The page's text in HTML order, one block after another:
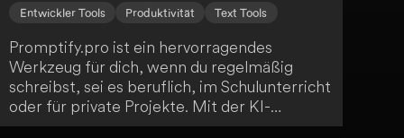
Entwickler Tools Produktivität Text Tools
Promptify.pro ist ein hervorragendes
Werkzeug für dich, wenn du regelmäßig
schreibst, sei es beruflich, im Schulunterricht
oder für private Projekte. Mit der KI-
Unterstützung werden dir alternative